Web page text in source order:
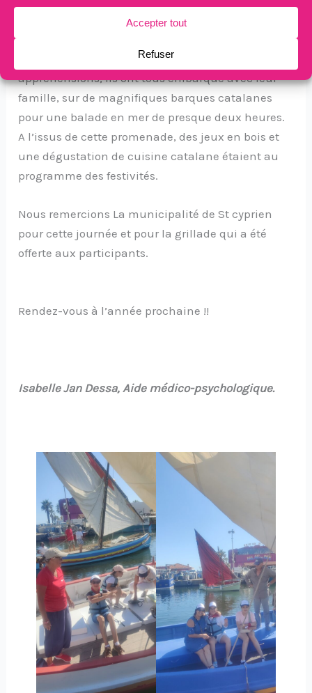
A cette occasion et malgré quelques
appréhensions, ils ont tous embarqué avec leur
famille, sur de magnifiques barques catalanes
pour une balade en mer de presque deux heures.
A l’issus de cette promenade, des jeux en bois et
une dégustation de cuisine catalane étaient au
programme des festivités.
Nous remercions La municipalité de St cyprien
pour cette journée et pour la grillade qui a été
offerte aux participants.
Rendez-vous à l’année prochaine !!
Isabelle Jan Dessa, Aide médico-psychologique.